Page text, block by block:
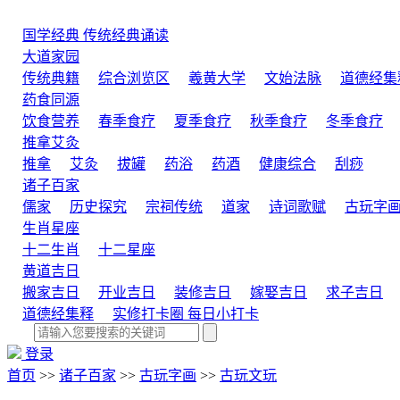
国学经典 传统经典诵读
大道家园
传统典籍
综合浏览区 羲黄大学 文始法脉
道德经集
药食同源
饮食营养
春季食疗 夏季食疗 秋季食疗
冬季食疗
推拿艾灸
推拿
艾灸 拔罐 药浴 药酒 健康综合
刮痧
诸子百家
儒家
历史探究 宗祠传统 道家 诗词歌赋
古玩字
生肖星座
十二生肖
十二星座
黄道吉日
搬家吉日
开业吉日 装修吉日 嫁娶吉日
求子吉日
道德经集释
实修打卡圈 每日小打卡
登录
首页 >> 诸子百家 >> 古玩字画 >> 古玩文玩